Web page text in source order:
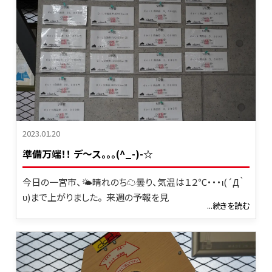
2023.01.20
準備万端！！ デ～ス。。。(^_-)-☆
今日の一宮市、🌤晴れのち☁曇り、気温は１２℃・・・ι(´Д｀
υ)まで上がりました。 来週の予報を見
...続きを読む